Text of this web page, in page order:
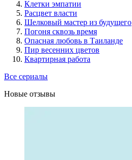
Клетки эмпатии
Расцвет власти
Шелковый мастер из будущего
Погоня сквозь время
Опасная любовь в Таиланде
Пир весенних цветов
Квартирная работа
Все сериалы
Новые отзывы